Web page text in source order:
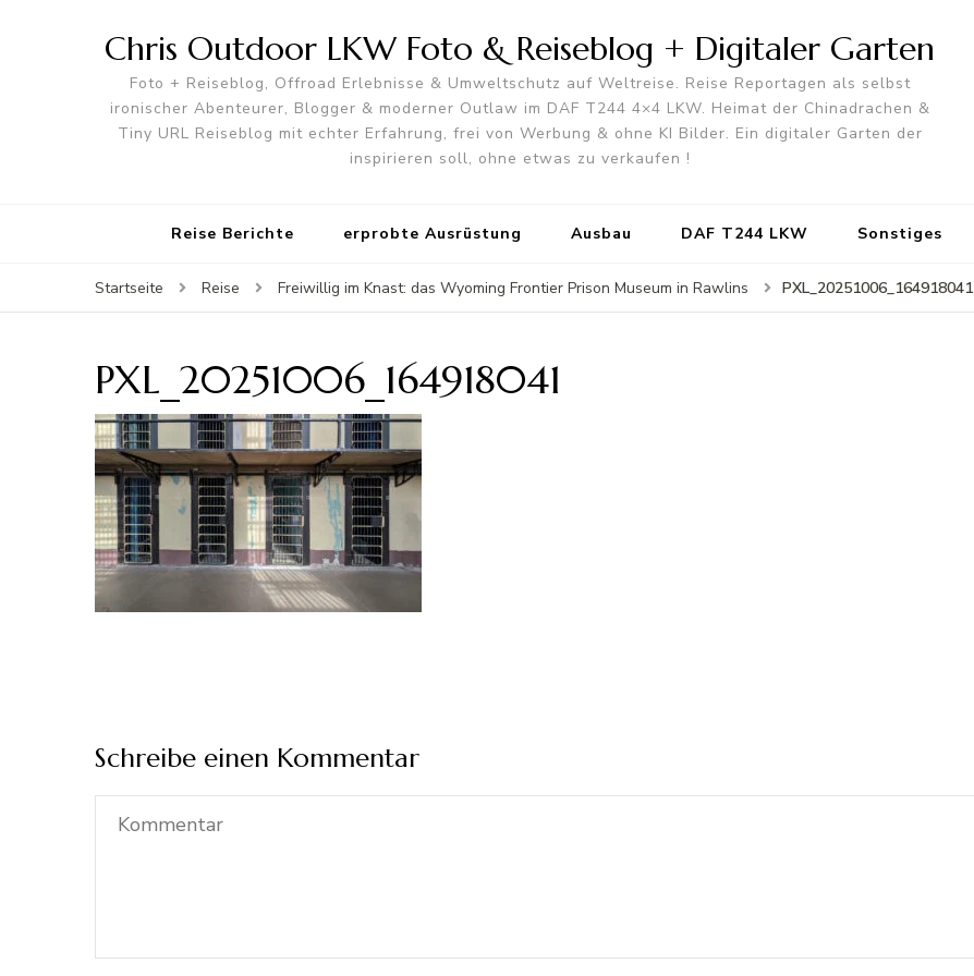
Chris Outdoor LKW Foto & Reiseblog + Digitaler Garten
Foto + Reiseblog, Offroad Erlebnisse & Umweltschutz auf Weltreise. Reise Reportagen als selbst
ironischer Abenteurer, Blogger & moderner Outlaw im DAF T244 4×4 LKW. Heimat der Chinadrachen &
Tiny URL Reiseblog mit echter Erfahrung, frei von Werbung & ohne KI Bilder. Ein digitaler Garten der
inspirieren soll, ohne etwas zu verkaufen !
Reise Berichte erprobte Ausrüstung Ausbau DAF T244 LKW Sonstiges
Startseite Reise Freiwillig im Knast: das Wyoming Frontier Prison Museum in Rawlins PXL_20251006_164918041
PXL_20251006_164918041
Schreibe einen Kommentar